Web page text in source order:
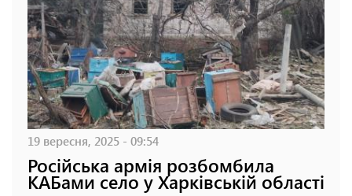
19 вересня, 2025 - 09:54
Російська армія розбомбила
КАБами село у Харківській області